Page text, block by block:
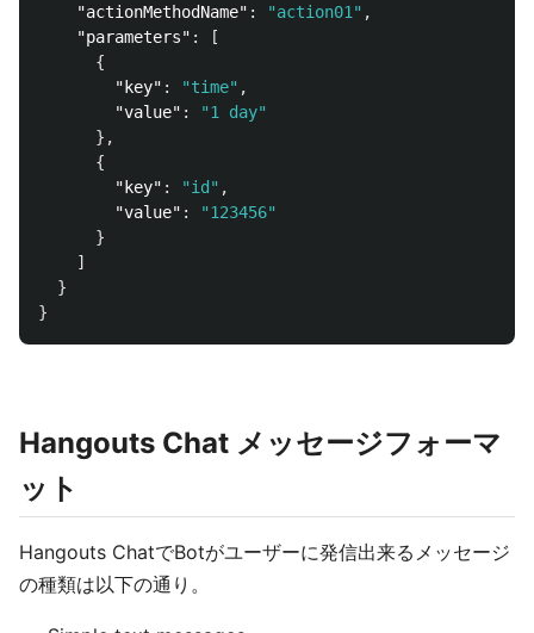
"actionMethodName" : "action01" ,
"parameters" :
[
{
"key" : "time" ,
"value" :
"1 day"
},
{
"key" : "id" ,
"value" :
"123456"
}
]
}
}
Hangouts Chat メッセージフォーマ
ット
Hangouts ChatでBotがユーザーに発信出来るメッセージ
の種類は以下の通り。